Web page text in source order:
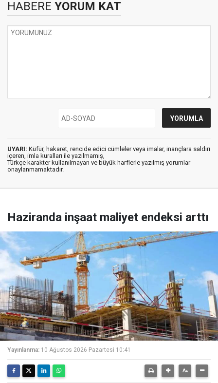
HABERE YORUM KAT
UYARI: Küfür, hakaret, rencide edici cümleler veya imalar, inançlara saldırı
içeren, imla kuralları ile yazılmamış,
Türkçe karakter kullanılmayan ve büyük harflerle yazılmış yorumlar
onaylanmamaktadır.
Haziranda inşaat maliyet endeksi arttı
Yayınlanma: 10 Ağustos 2026 Pazartesi 10:41